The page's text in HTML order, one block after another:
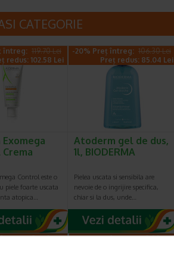
CATEGORIE
întreg: 119.70 Lei
redus: 102.58 Lei
Control este o
piele foarte uscata
atopica…
-20% Preț întreg: 106.30 Lei
Preț redus: 85.04 Lei
Atoderm gel de dus,
1l, BIODERMA
Pielea uscata si sensibila are
nevoie de o ingrijire specifica,
chiar si la dus, unde…
întreg: 136,60 Lei
-20% Preț întreg: 143.30 Lei